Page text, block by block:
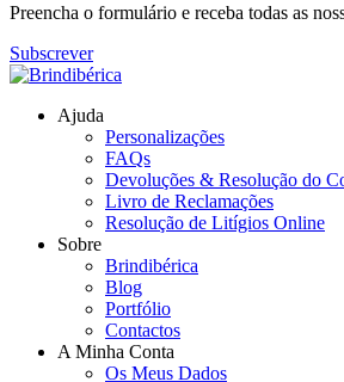
Preencha o formulário e receba todas as
Subscrever
Ajuda
Personalizações
FAQs
Devoluções & Resolução do
Livro de Reclamações
Resolução de Litígios Online
Sobre
Brindibérica
Blog
Portfólio
Contactos
A Minha Conta
Os Meus Dados